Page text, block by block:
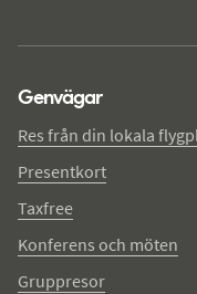
Genvägar
Res från din lokala
Presentkort
Taxfree
Konferens och möten
Gruppresor